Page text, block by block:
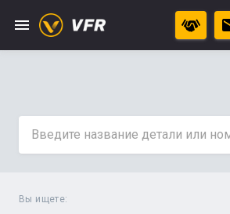
menu
Вы ищете: